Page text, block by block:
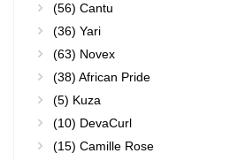
(56) Cantu
(36) Yari
(63) Novex
(38) African Pride
(5) Kuza
(10) DevaCurl
(15) Camille Rose